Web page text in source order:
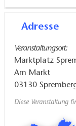
Adresse
Veranstaltungsort:
Marktplatz
Am Markt
03130
Diese Veranstaltung